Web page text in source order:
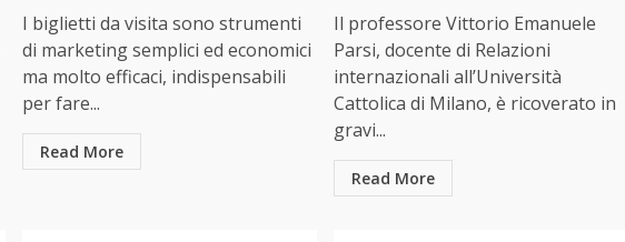
I biglietti da visita sono strumenti
di marketing semplici ed economici
ma molto efficaci, indispensabili
per fare...
Read More
Il professore Vittorio Emanuele
Parsi, docente di Relazioni
internazionali all’Università
Cattolica di Milano, è ricoverato in
gravi...
Read More